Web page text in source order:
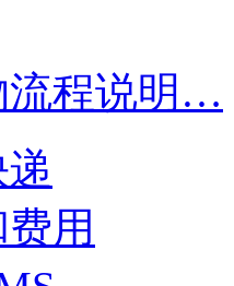
流程说明…
用